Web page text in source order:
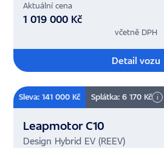
Aktuální cena
1 019 000 Kč
včetně DPH
Detail vozu
Sleva: 141 000 Kč Splátka: 6 170 Kč i
Leapmotor C10
Design Hybrid EV (REEV)